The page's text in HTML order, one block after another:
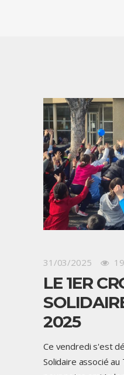
31/03/2025
LE 1ER
2025
Ce vendredi s'est
Solidaire associé